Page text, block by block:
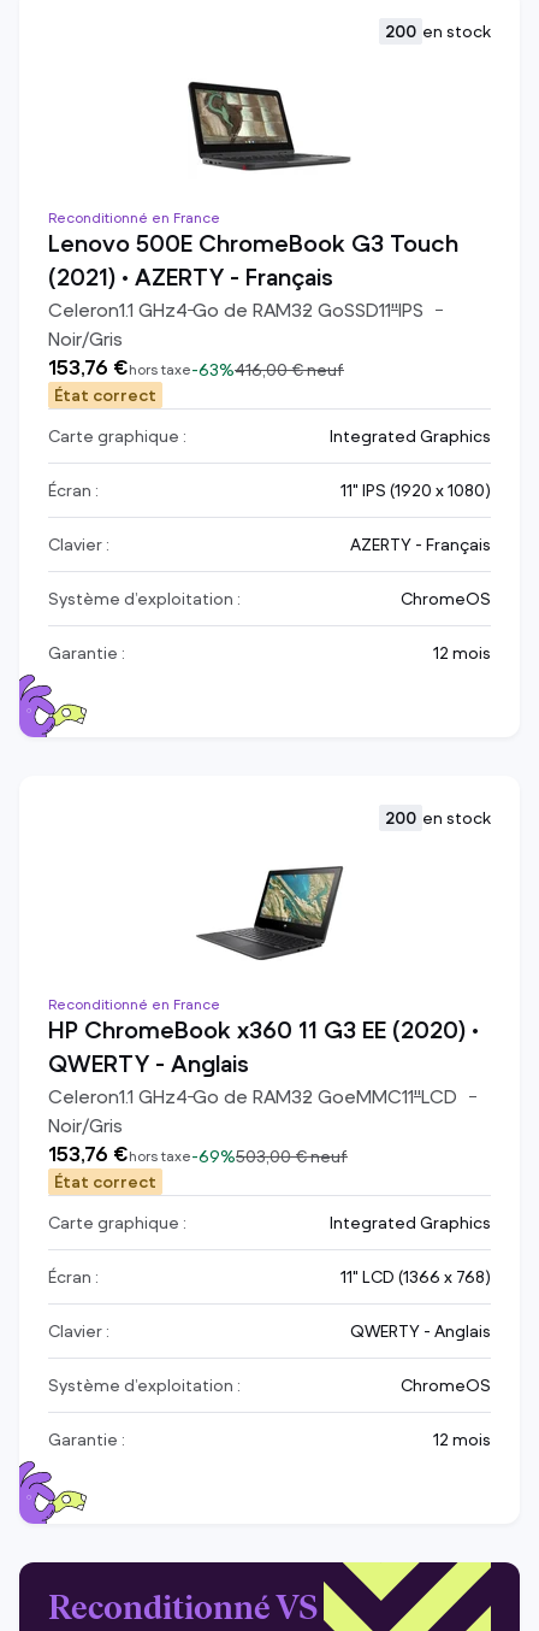
200 en stock
Reconditionné en France
Lenovo 500E ChromeBook G3 Touch
(2021) • AZERTY - Français
Celeron1.1 GHz4Go de RAM32 GoSSD11"IPS
Noir/Gris
153,76 €hors taxe-63%416,00 €neuf
État correct
Carte graphique :
Integrated Graphics
Écran : 11" IPS (1920 x 1080)
Clavier : AZERTY - Français
Système d’exploitation : ChromeOS
Garantie : 12 mois
200 en stock
Reconditionné en France
HP ChromeBook x360 11 G3 EE (2020) •
QWERTY - Anglais
Celeron1.1 GHz4Go de RAM32 GoeMMC11"LCD
Noir/Gris
153,76 €hors taxe-69%503,00 €neuf
État correct
Carte graphique :
Integrated Graphics
Écran : 11" LCD (1366 x 768)
Clavier : QWERTY - Anglais
Système d’exploitation : ChromeOS
Garantie : 12 mois
Reconditionné VS